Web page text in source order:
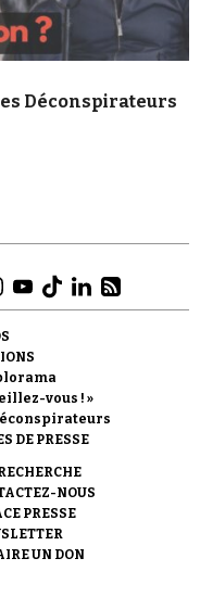
Déconspirateurs
vous ! »
DE PRESSE
NOUS
PRESSE
UN DON